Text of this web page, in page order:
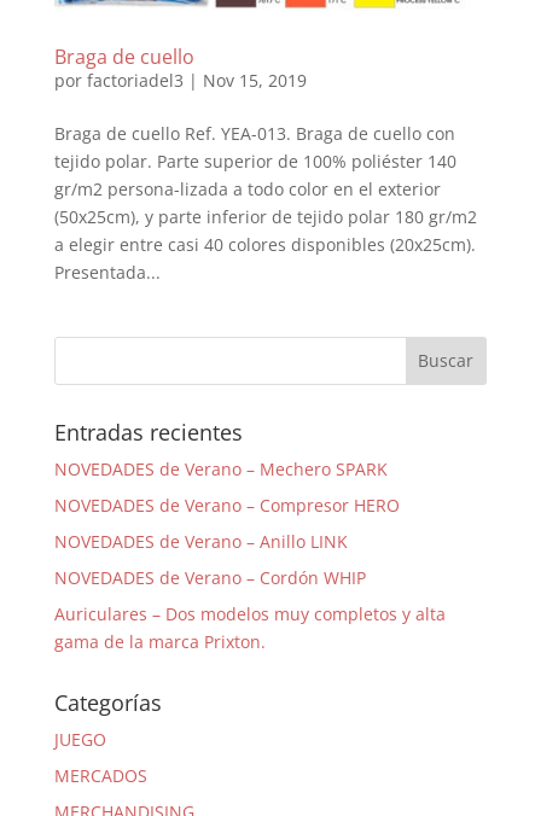
Braga de cuello
por factoriadel3 | Nov 15, 2019
Braga de cuello Ref. YEA-013. Braga de cuello con
tejido polar. Parte superior de 100% poliéster 140
gr/m2 persona-lizada a todo color en el exterior
(50x25cm), y parte inferior de tejido polar 180 gr/m2
a elegir entre casi 40 colores disponibles (20x25cm).
Presentada...
Entradas recientes
NOVEDADES de Verano – Mechero SPARK
NOVEDADES de Verano – Compresor HERO
NOVEDADES de Verano – Anillo LINK
NOVEDADES de Verano – Cordón WHIP
Auriculares – Dos modelos muy completos y alta
gama de la marca Prixton.
Categorías
JUEGO
MERCADOS
MERCHANDISING